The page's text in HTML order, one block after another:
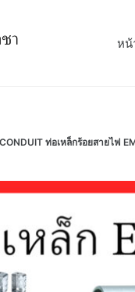
หน้
ท่อเหล็กร้อยสายไฟ